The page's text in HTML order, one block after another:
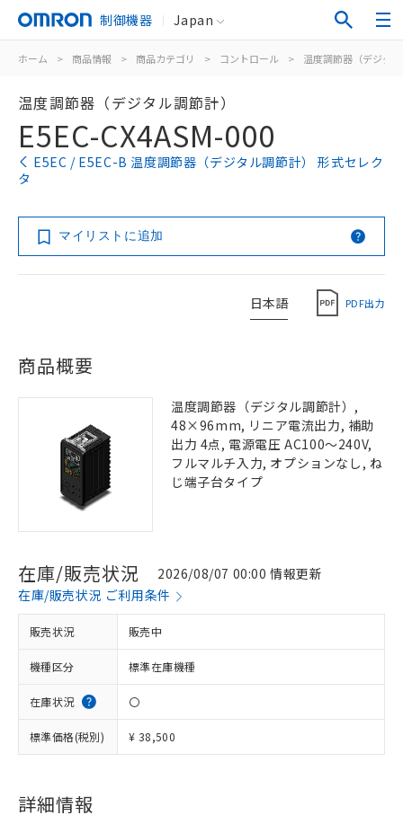
制御機器 Japan
ホーム > 商品情報 > 商品カテゴリ > コントロール > 温度調節器（デジタ
温度調節器（デジタル調節計）
E5EC-CX4ASM-000
E5EC / E5EC-B 温度調節器（デジタル調節計） 形式セレク
タ
マイリストに追加
日本語 PDF出力
商品概要
温度調節器（デジタル調節計）,
48×96mm, リニア電流出力, 補助
出力 4点, 電源電圧 AC100～240V,
フルマルチ入力, オプションなし, ね
じ端子台タイプ
在庫/販売状況
2026/08/07 00:00 情報更新
在庫/販売状況 ご利用条件
販売状況 販売中
機種区分 標準在庫機種
在庫状況 〇
標準価格(税別) ¥ 38,500
詳細情報